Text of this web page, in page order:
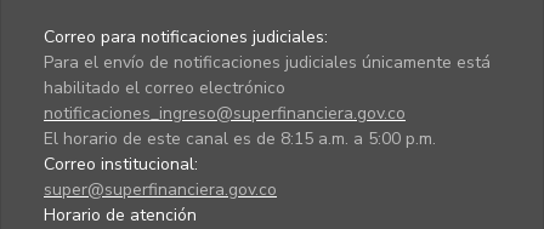
Correo para notificaciones judiciales:
Para el envío de notificaciones judiciales únicamente está
habilitado el correo electrónico
notificaciones_ingreso@superfinanciera.gov.co
El horario de este canal es de 8:15 a.m. a 5:00 p.m.
Correo institucional:
super@superfinanciera.gov.co
Horario de atención